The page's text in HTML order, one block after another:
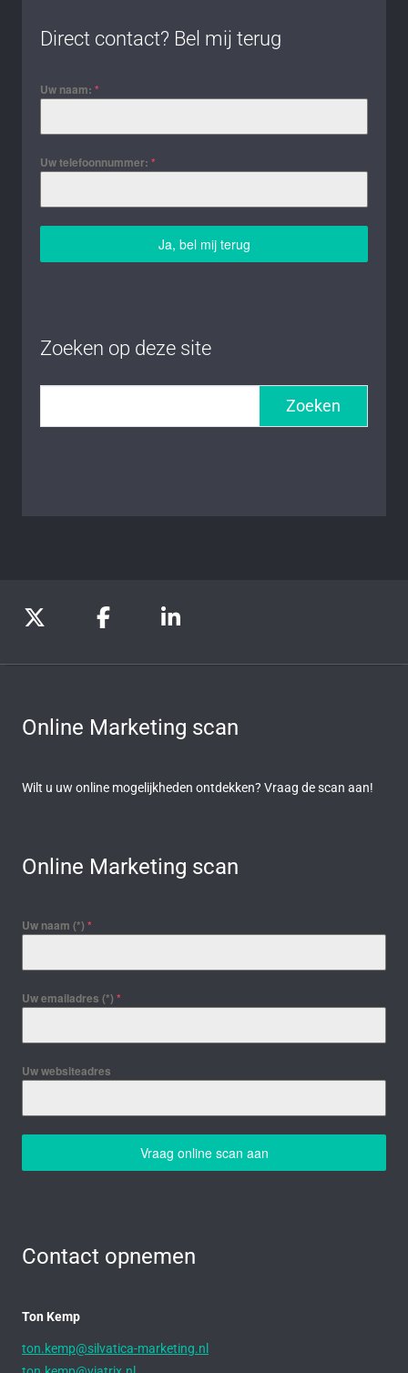
Direct contact? Bel mij terug
Uw naam: *
Uw telefoonnummer: *
Ja, bel mij terug
Zoeken op deze site
Zoeken
Online Marketing scan
Wilt u uw online mogelijkheden ontdekken? Vraag de scan aan!
Online Marketing scan
Uw naam (*) *
Uw emailadres (*) *
Uw websiteadres
Vraag online scan aan
Contact opnemen
Ton Kemp
ton.kemp@silvatica-marketing.nl